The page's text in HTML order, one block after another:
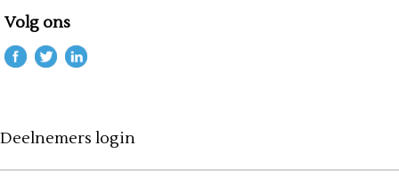
Volg ons
Deelnemers login